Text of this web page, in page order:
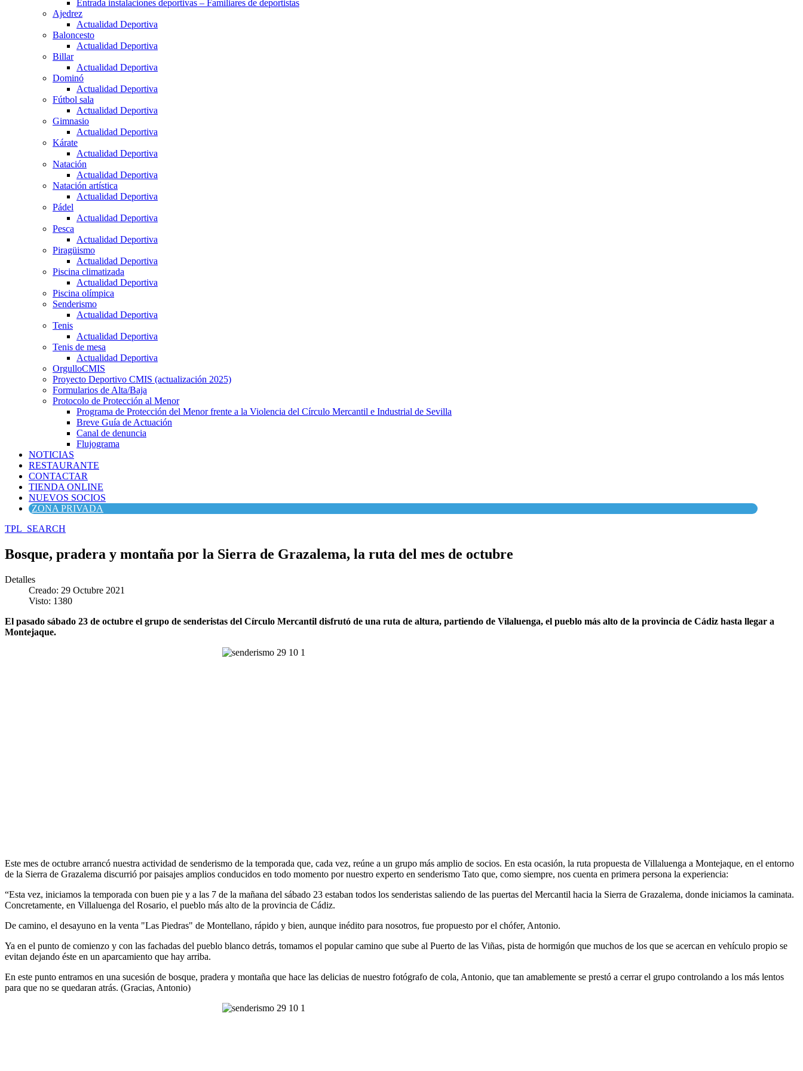
Entrada instalaciones deportivas – Familiares de deportistas
Ajedrez
Actualidad Deportiva
Baloncesto
Actualidad Deportiva
Billar
Actualidad Deportiva
Dominó
Actualidad Deportiva
Fútbol sala
Actualidad Deportiva
Gimnasio
Actualidad Deportiva
Kárate
Actualidad Deportiva
Natación
Actualidad Deportiva
Natación artística
Actualidad Deportiva
Pádel
Actualidad Deportiva
Pesca
Actualidad Deportiva
Piragüismo
Actualidad Deportiva
Piscina climatizada
Actualidad Deportiva
Piscina olímpica
Senderismo
Actualidad Deportiva
Tenis
Actualidad Deportiva
Tenis de mesa
Actualidad Deportiva
OrgulloCMIS
Proyecto Deportivo CMIS (actualización 2025)
Formularios de Alta/Baja
Protocolo de Protección al Menor
Programa de Protección del Menor frente a la Violencia del Círculo Mercantil e Industrial de Sevilla
Breve Guía de Actuación
Canal de denuncia
Flujograma
NOTICIAS
RESTAURANTE
CONTACTAR
TIENDA ONLINE
NUEVOS SOCIOS
ZONA PRIVADA
TPL_SEARCH
Bosque, pradera y montaña por la Sierra de Grazalema, la ruta del mes de octubre
Detalles
Creado: 29 Octubre 2021
Visto: 1380
El pasado sábado 23 de octubre el grupo de senderistas del Círculo Mercantil disfrutó de una ruta de altura, partiendo de Vilaluenga, el pueblo más alto de la provincia de Cádiz hasta llegar a
Montejaque.
Este mes de octubre arrancó nuestra actividad de senderismo de la temporada que, cada vez, reúne a un grupo más amplio de socios. En esta ocasión, la ruta propuesta de Villaluenga a Montejaque, en el entorno
de la Sierra de Grazalema discurrió por paisajes amplios conducidos en todo momento por nuestro experto en senderismo Tato que, como siempre, nos cuenta en primera persona la experiencia:
“Esta vez, iniciamos la temporada con buen pie y a las 7 de la mañana del sábado 23 estaban todos los senderistas saliendo de las puertas del Mercantil hacia la Sierra de Grazalema, donde iniciamos la caminata.
Concretamente, en Villaluenga del Rosario, el pueblo más alto de la provincia de Cádiz.
De camino, el desayuno en la venta "Las Piedras" de Montellano, rápido y bien, aunque inédito para nosotros, fue propuesto por el chófer, Antonio.
Ya en el punto de comienzo y con las fachadas del pueblo blanco detrás, tomamos el popular camino que sube al Puerto de las Viñas, pista de hormigón que muchos de los que se acercan en vehículo propio se
evitan dejando éste en un aparcamiento que hay arriba.
En este punto entramos en una sucesión de bosque, pradera y montaña que hace las delicias de nuestro fotógrafo de cola, Antonio, que tan amablemente se prestó a cerrar el grupo controlando a los más lentos
para que no se quedaran atrás. (Gracias, Antonio)